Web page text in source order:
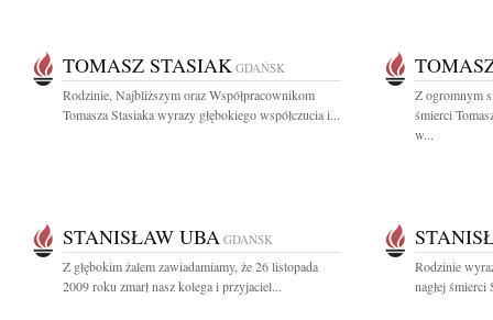
TOMASZ STASIAK GDAŃSK
Rodzinie, Najbliższym oraz Współpracownikom
Tomasza Stasiaka wyrazy głębokiego współczucia i...
Z ogromnym
śmierci
w...
STANISŁAW UBA GDAŃSK
Z głębokim żalem zawiadamiamy, że 26 listopada
2009 roku zmarł nasz kolega i przyjaciel...
Rodzinie
nagłej śmierci